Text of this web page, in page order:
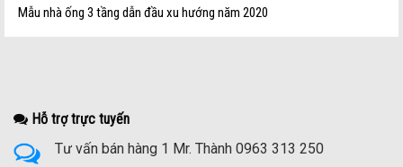
Mẫu nhà ống 3 tầng dẫn đầu xu hướng năm 2020
Hỗ trợ trực tuyến
Tư vấn bán hàng 1 Mr. Thành 0963 313 250